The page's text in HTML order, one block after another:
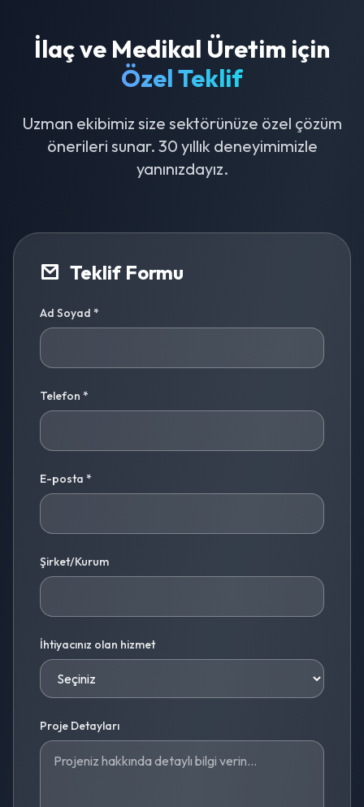
İlaç ve Medikal Üretim için
Özel Teklif
Uzman ekibimiz size sektörünüze özel çözüm
önerileri sunar. 30 yıllık deneyimimizle
yanınızdayız.
Teklif Formu
Ad Soyad *
Telefon *
E-posta *
Şirket/Kurum
İhtiyacınız olan hizmet
Proje Detayları